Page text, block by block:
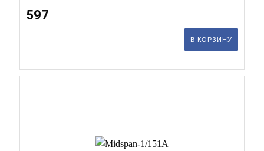
597
В КОРЗИНУ